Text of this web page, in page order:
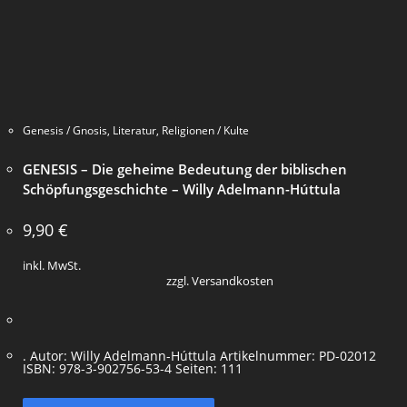
Genesis / Gnosis, Literatur, Religionen / Kulte
GENESIS – Die geheime Bedeutung der biblischen
Schöpfungsgeschichte – Willy Adelmann-Húttula
9,90 €
inkl. MwSt.
zzgl. Versandkosten
. Autor: Willy Adelmann-Húttula Artikelnummer: PD-02012
ISBN: 978-3-902756-53-4 Seiten: 111